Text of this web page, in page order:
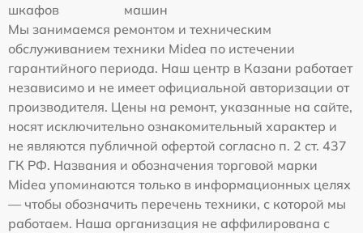
шкафов
машин
Мы занимаемся ремонтом и техническим
обслуживанием техники Midea по истечении
гарантийного периода. Наш центр в Казани работает
независимо и не имеет официальной авторизации от
производителя. Цены на ремонт, указанные на сайте,
носят исключительно ознакомительный характер и
не являются публичной офертой согласно п. 2 ст. 437
ГК РФ. Названия и обозначения торговой марки
Midea упоминаются только в информационных целях
— чтобы обозначить перечень техники, с которой мы
работаем. Наша организация не аффилирована с